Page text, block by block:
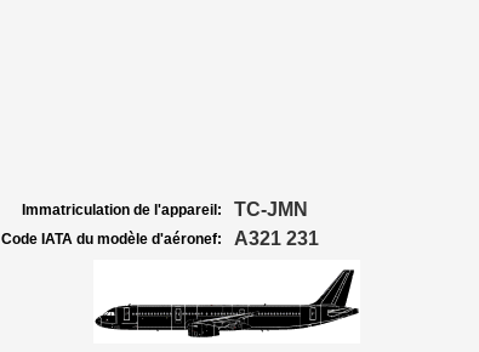
Immatriculation de l'appareil: TC-JMN
Code IATA du modèle d'aéronef: A321 231